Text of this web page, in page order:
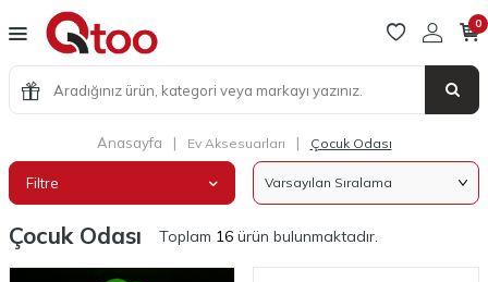
0
Anasayfa | Ev Aksesuarları | Çocuk Odası
Filtre
Çocuk Odası Toplam 16 ürün bulunmaktadır.